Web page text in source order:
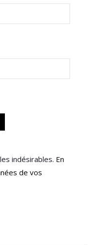
indésirables. En
de vos